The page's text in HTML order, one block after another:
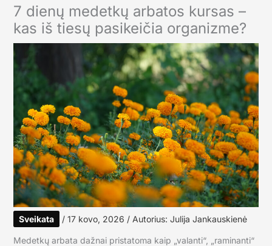
7 dienų medetkų arbatos kursas –
kas iš tiesų pasikeičia organizme?
Sveikata / 17 kovo, 2026 / Autorius: Julija Jankauskienė
Medetkų arbata dažnai pristatoma kaip „valanti“, „raminanti“